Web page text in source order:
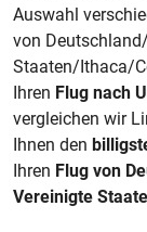
Auswahl
von
Staaten/Ithaca/
Ihren Flug nach
vergleichen wir
Ihnen den
Ihren Flug von
Vereinigte